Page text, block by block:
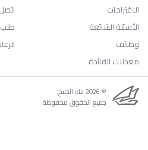
الاقتراحات
الأسئلة الشائعة
وظائف
معدلات الفائدة
© 2026 بنك الخليج.
جميع الحقوق محفوظة